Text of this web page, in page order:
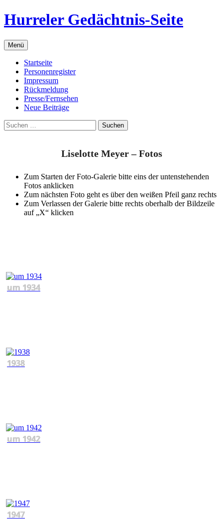
Zum
Inhalt
Hurreler Gedächtnis-Seite
Menü
Startseite
Personenregister
Impressum
Rückmeldung
Presse/Fernsehen
Neue Beiträge
Suchen
nach:
Liselotte Meyer – Fotos
Zum Starten der Foto-Galerie bitte eins der untenstehenden
Fotos anklicken
Zum nächsten Foto geht es über den weißen Pfeil ganz rechts
Zum Verlassen der Galerie bitte rechts oberhalb der Bildzeile
auf „X“ klicken
um 1934
1938
um 1942
1947